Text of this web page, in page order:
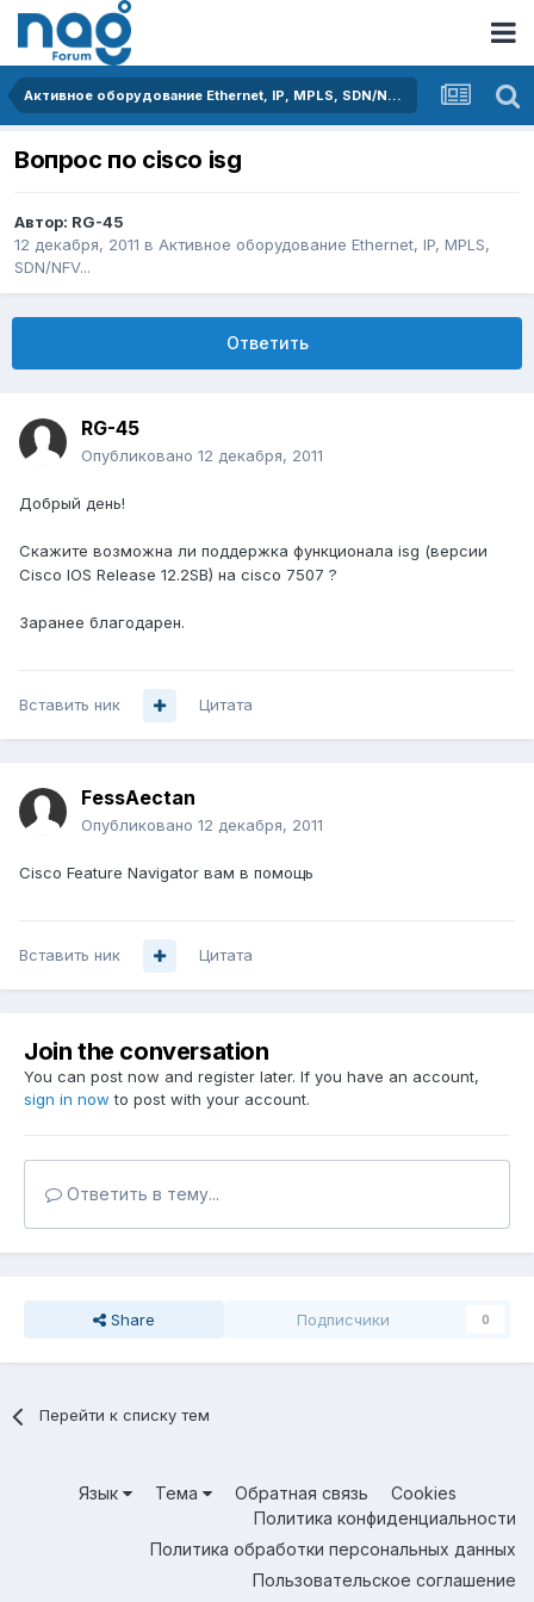
Активное оборудование Ethernet, IP, MPLS, SDN/NFV...
Вопрос по cisco isg
Автор: RG-45
12 декабря, 2011 в Активное оборудование Ethernet, IP, MPLS,
SDN/NFV...
Ответить
RG-45
Опубликовано 12 декабря, 2011
Добрый день!
Скажите возможна ли поддержка функционала isg (версии
Cisco IOS Release 12.2SB) на cisco 7507 ?
Заранее благодарен.
Вставить ник Цитата
FessAectan
Опубликовано 12 декабря, 2011
Cisco Feature Navigator вам в помощь
Вставить ник Цитата
Join the conversation
You can post now and register later. If you have an account,
sign in now to post with your account.
Ответить в тему...
Share Подписчики 0
Перейти к списку тем
Язык Тема Обратная связь
Cookies
Политика конфиденциальности
Политика обработки персональных данных
Пользовательское соглашение